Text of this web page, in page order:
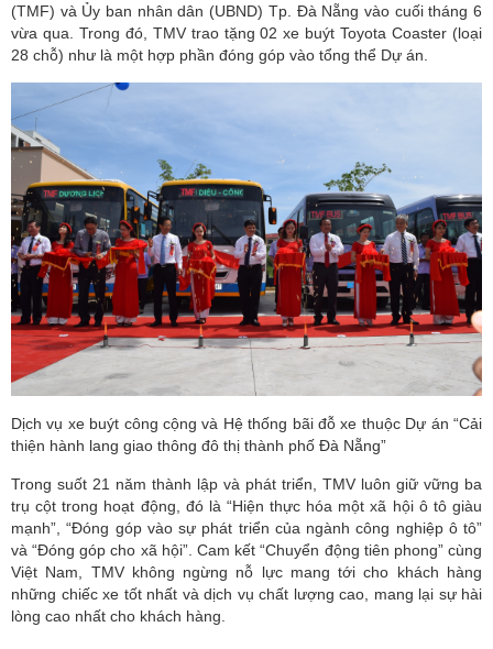
(TMF) và Ủy ban nhân dân (UBND) Tp. Đà Nẵng vào cuối tháng 6
vừa qua. Trong đó, TMV trao tặng 02 xe buýt Toyota Coaster (loại
28 chỗ) như là một hợp phần đóng góp vào tổng thể Dự án.
Dịch vụ xe buýt công cộng và Hệ thống bãi đỗ xe thuộc Dự án “Cải
thiện hành lang giao thông đô thị thành phố Đà Nẵng”
Trong suốt 21 năm thành lập và phát triển, TMV luôn giữ vững ba
trụ cột trong hoạt động, đó là “Hiện thực hóa một xã hội ô tô giàu
mạnh”, “Đóng góp vào sự phát triển của ngành công nghiệp ô tô”
và “Đóng góp cho xã hội”. Cam kết “Chuyển động tiên phong” cùng
Việt Nam, TMV không ngừng nỗ lực mang tới cho khách hàng
những chiếc xe tốt nhất và dịch vụ chất lượng cao, mang lại sự hài
lòng cao nhất cho khách hàng.